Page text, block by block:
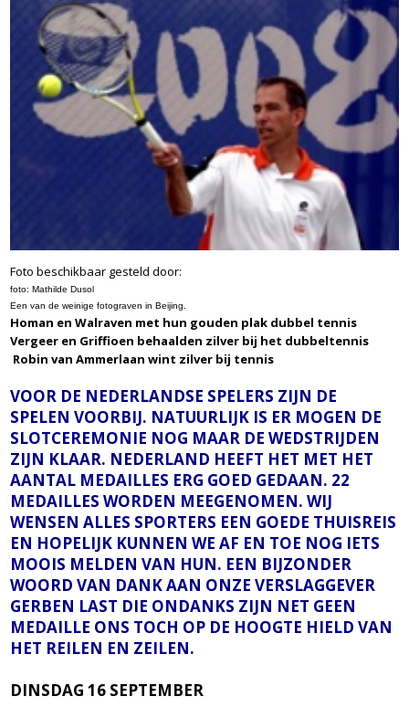
Foto beschikbaar gesteld door:
foto: Mathilde Dusol
Een van de weinige fotograven in Beijing.
Homan en Walraven met hun gouden plak dubbel tennis
Vergeer en Griffioen behaalden zilver bij het dubbeltennis
Robin van Ammerlaan wint zilver bij tennis
VOOR DE NEDERLANDSE SPELERS ZIJN DE
SPELEN VOORBIJ. NATUURLIJK IS ER MOGEN DE
SLOTCEREMONIE NOG MAAR DE WEDSTRIJDEN
ZIJN KLAAR. NEDERLAND HEEFT HET MET HET
AANTAL MEDAILLES ERG GOED GEDAAN. 22
MEDAILLES WORDEN MEEGENOMEN. WIJ
WENSEN ALLES SPORTERS EEN GOEDE THUISREIS
EN HOPELIJK KUNNEN WE AF EN TOE NOG IETS
MOOIS MELDEN VAN HUN. EEN BIJZONDER
WOORD VAN DANK AAN ONZE VERSLAGGEVER
GERBEN LAST DIE ONDANKS ZIJN NET GEEN
MEDAILLE ONS TOCH OP DE HOOGTE HIELD VAN
HET REILEN EN ZEILEN.
DINSDAG 16 SEPTEMBER